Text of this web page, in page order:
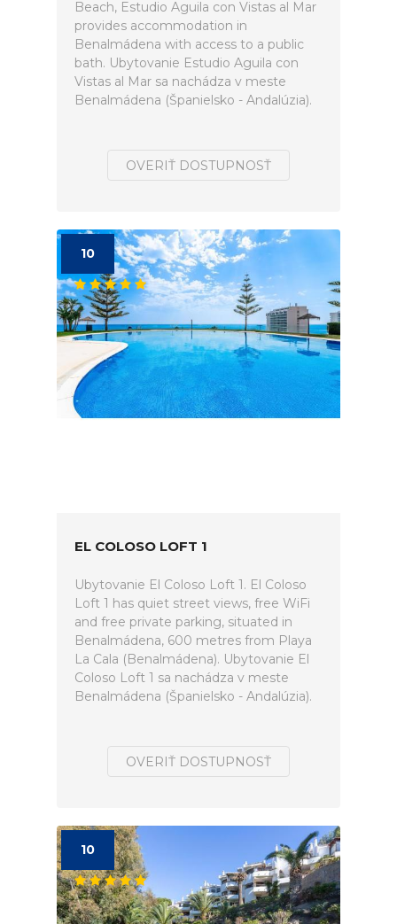
Beach, Estudio Aguila con Vistas al Mar
provides accommodation in
Benalmádena with access to a public
bath. Ubytovanie Estudio Aguila con
Vistas al Mar sa nachádza v meste
Benalmádena (Španielsko - Andalúzia).
OVERIŤ DOSTUPNOSŤ
10
EL COLOSO LOFT 1
Ubytovanie El Coloso Loft 1. El Coloso
Loft 1 has quiet street views, free WiFi
and free private parking, situated in
Benalmádena, 600 metres from Playa
La Cala (Benalmádena). Ubytovanie El
Coloso Loft 1 sa nachádza v meste
Benalmádena (Španielsko - Andalúzia).
OVERIŤ DOSTUPNOSŤ
10